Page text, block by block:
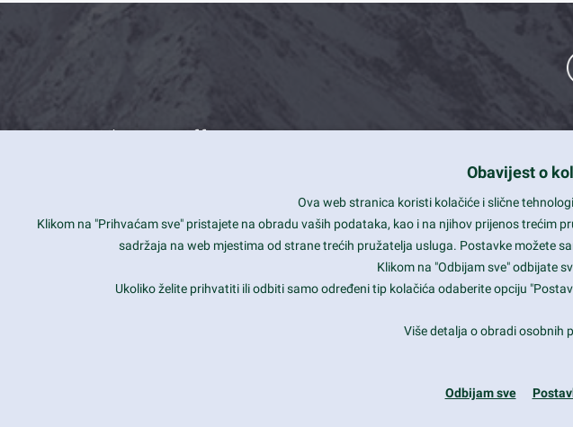
What we offer
Is your website user friendly?
Ark offers weekly stunning designs.
Why our customers love Ark?
Smart and beautiful design
Unlimited Eelements
Mobile ready
Obavijest o
Ova web stranica koristi kolačiće i slične
Klikom na "Prihvaćam sve" pristajete na obradu vaših podataka, kao i na njihov prijenos trećim
sadržaja na web mjestima od strane trećih pružatelja usluga. Postavke možete
Klikom na "Odbijam sve" odbijate
Ukoliko želite prihvatiti ili odbiti samo određeni tip kolačića odaberite opciju
Više detalja o obradi osobnih
Odbijam sve